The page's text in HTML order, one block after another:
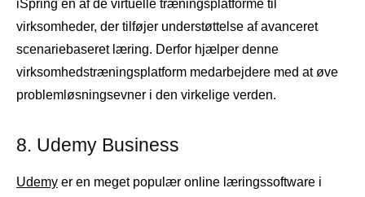
iSpring en af ​​de virtuelle træningsplatforme til
virksomheder, der tilføjer understøttelse af avanceret
scenariebaseret læring. Derfor hjælper denne
virksomhedstræningsplatform medarbejdere med at øve
problemløsningsevner i den virkelige verden.
8. Udemy Business
Udemy er en meget populær online læringssoftware i